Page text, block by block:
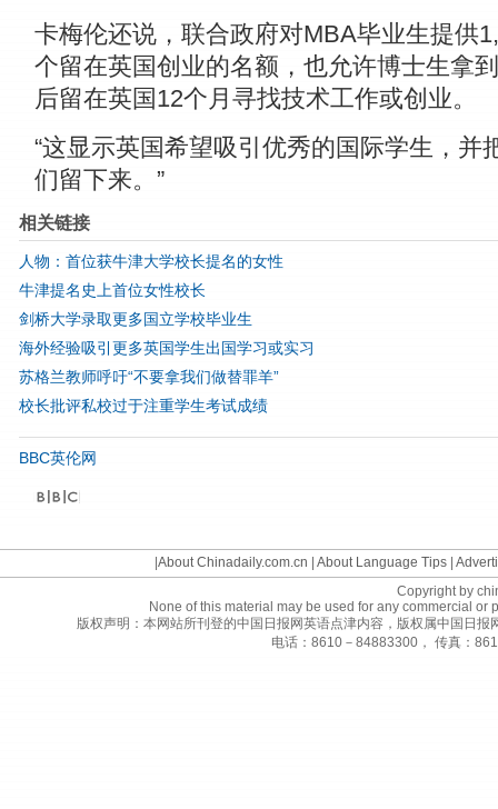
卡梅伦还说，联合政府对MBA毕业生提供
个留在英国创业的名额，也允许博士生拿
后留在英国12个月寻找技术工作或创业。
“这显示英国希望吸引优秀的国际学生，并
们留下来。”
相关链接
人物：首位获牛津大学校长提名的女性
牛津提名史上首位女性校长
剑桥大学录取更多国立学校毕业生
海外经验吸引更多英国学生出国学习或实习
苏格兰教师呼吁“不要拿我们做替罪羊”
校长批评私校过于注重学生考试成绩
BBC英伦网